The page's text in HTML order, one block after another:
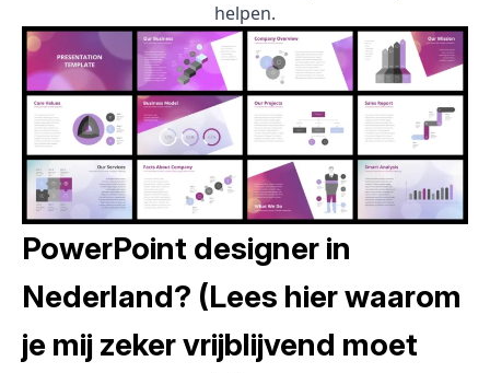
helpen.
PowerPoint designer in
Nederland? (Lees hier waarom
je mij zeker vrijblijvend moet